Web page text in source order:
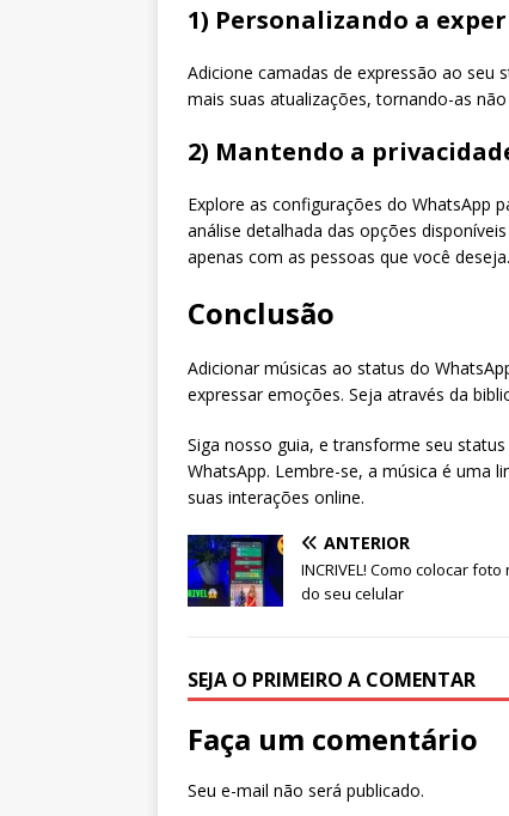
1) Personalizando a
Adicione camadas de expressão ao seu
mais suas atualizações, tornando-as
2) Mantendo a
Explore as configurações do WhatsApp
análise detalhada das opções
apenas com as pessoas que você deseja.
Conclusão
Adicionar músicas ao status do
expressar emoções. Seja através da
Siga nosso guia, e transforme seu
WhatsApp. Lembre-se, a música é uma
suas interações online.
ANTERIOR
INCRIVEL! Como colocar
do seu celular
SEJA O PRIMEIRO A COMENTAR
Faça um comentário
Seu e-mail não será publicado.